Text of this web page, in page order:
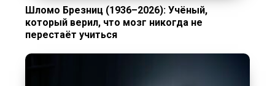
Шломо Брезниц (1936–2026): Учёный,
который верил, что мозг никогда не
перестаёт учиться